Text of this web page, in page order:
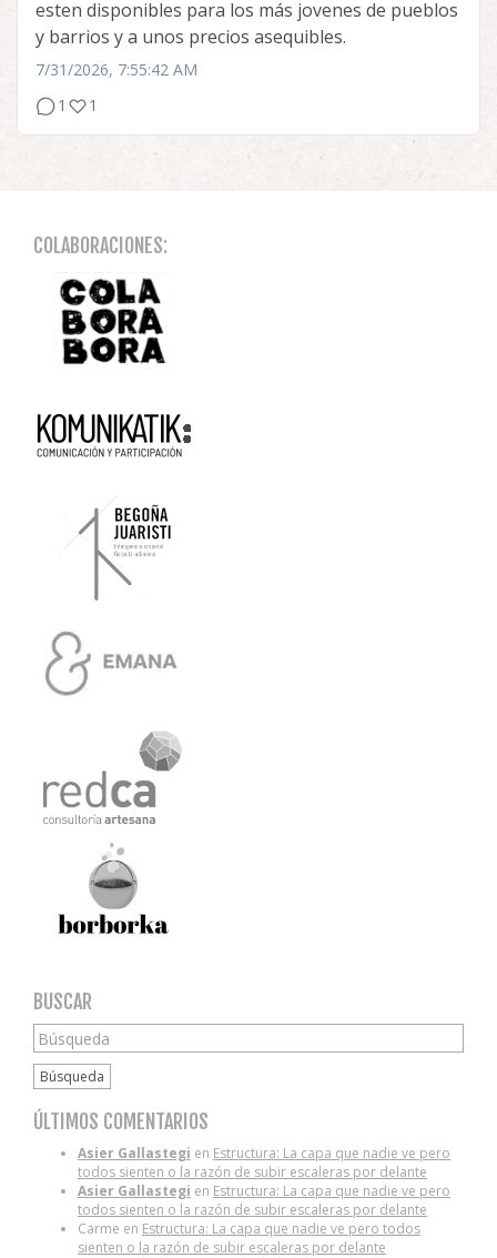
esten disponibles para los más jovenes de pueblos
y barrios y a unos precios asequibles.
7/31/2026, 7:55:42 AM
1
1
COLABORACIONES:
BUSCAR
Búsqueda
ÚLTIMOS COMENTARIOS
Asier Gallastegi en Estructura: La capa que nadie ve pero
todos sienten o la razón de subir escaleras por delante
Asier Gallastegi en Estructura: La capa que nadie ve pero
todos sienten o la razón de subir escaleras por delante
Carme en Estructura: La capa que nadie ve pero todos
sienten o la razón de subir escaleras por delante